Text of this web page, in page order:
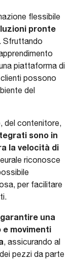
flessibile
pronte
. Sfruttando
piattaforma di
possono
del
del contenitore,
sono in
la velocità di
riconosce
per facilitare
una
movimenti
, assicurando al
pezzi da parte